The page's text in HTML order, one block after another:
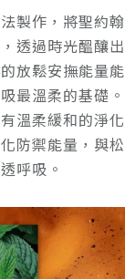
製作，將聖約翰
透過時光醞釀出
放鬆安撫能量能
最溫柔的基礎。
溫柔緩和的淨化
防禦能量，與松
呼吸。